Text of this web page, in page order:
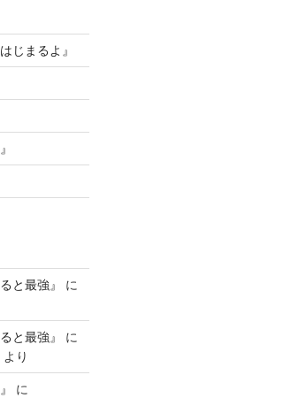
じまるよ』
と最強』
に
と最強』
に
より
に